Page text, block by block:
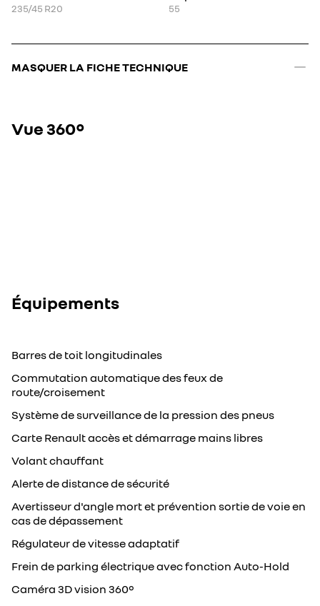
MASQUER LA FICHE TECHNIQUE
235/45 R20 55
Vue 360°
Équipements
Barres de toit longitudinales
Commutation automatique des feux de
route/croisement
Système de surveillance de la pression des pneus
Carte Renault accès et démarrage mains libres
Volant chauffant
Alerte de distance de sécurité
Avertisseur d'angle mort et prévention sortie de voie en
cas de dépassement
Régulateur de vitesse adaptatif
Frein de parking électrique avec fonction Auto-Hold
Caméra 3D vision 360°